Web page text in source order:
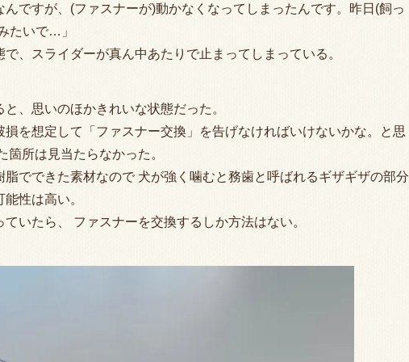
んですが、(ファスナーが)動かなくなってしまったんです。昨日(飼っ
たいで…」
、スライダーが真ん中あたりで止まってしまっている。
、思いのほかきれいな状態だった。
損を想定して「ファスナー交換」を告げなければいけないかな。と思
箇所は見当たらなかった。
脂でできた素材なので 犬が強く噛むと務歯と呼ばれるギザギザの部分
性は高い。
いたら、 ファスナーを交換するしか方法はない。